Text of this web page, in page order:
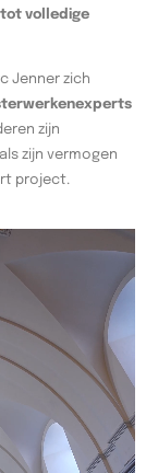
volledige
Jenner zich
zijn
zijn vermogen
project.